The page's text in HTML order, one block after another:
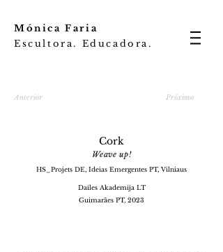
Mónica Faria
Escultora. Educadora.
Anterior Próximo
Cork
Weave up!
HS_Projets DE, Ideias Emergentes PT, Vilniaus
Dailes Akademija LT
Guimarães PT, 2023